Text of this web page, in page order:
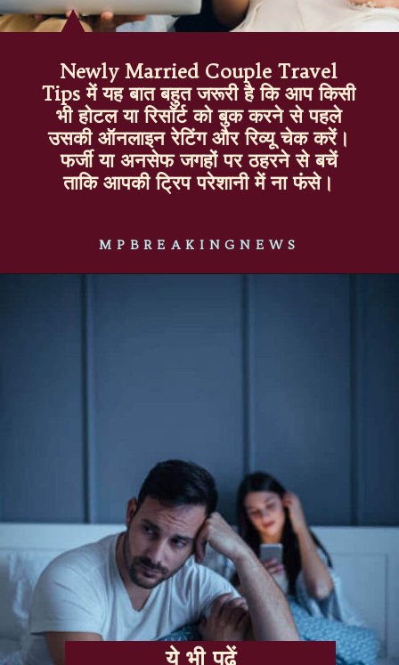
MPBREAKINGNEWS
Newly Married Couple Travel
Tips में यह बात बहुत जरूरी है कि आप किसी
भी होटल या रिसॉर्ट को बुक करने से पहले
उसकी ऑनलाइन रेटिंग और रिव्यू चेक करें।
फर्जी या अनसेफ जगहों पर ठहरने से बचें
ताकि आपकी ट्रिप परेशानी में ना फंसे।
ये भी पढ़ें